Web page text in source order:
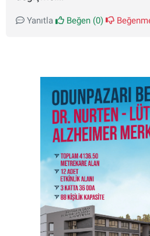
Yanıtla Beğen (0)